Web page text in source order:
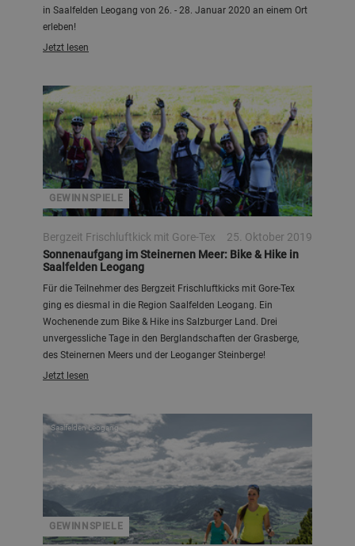
in Saalfelden Leogang von 26. - 28. Januar 2020 an einem Ort
erleben!
Jetzt lesen
GEWINNSPIELE
Regina Grill
Bergzeit Frischluftkick mit Gore-Tex
25. Oktober 2019
Sonnenaufgang im Steinernen Meer: Bike & Hike in
Saalfelden Leogang
Für die Teilnehmer des Bergzeit Frischluftkicks mit Gore-Tex
ging es diesmal in die Region Saalfelden Leogang. Ein
Wochenende zum Bike & Hike ins Salzburger Land. Drei
unvergessliche Tage in den Berglandschaften der Grasberge,
des Steinernen Meers und der Leoganger Steinberge!
Jetzt lesen
GEWINNSPIELE
Saalfelden Leogang